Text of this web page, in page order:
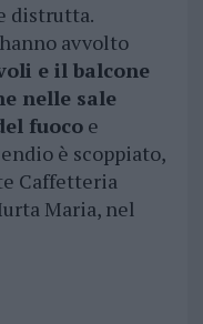
distrutta.
avvolto
e il balcone
nelle sale
fuocoe
è scoppiato,
Caffetteria
Maria, nel